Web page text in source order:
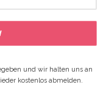
und wir halten uns an
kostenlos abmelden.